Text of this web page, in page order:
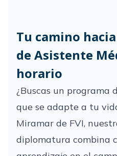
Tu camino
de Asistente
horario
¿Buscas un programa
que se adapte a tu
Miramar de FVI,
diplomatura combina